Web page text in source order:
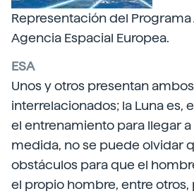
Representación del Programa
Agencia Espacial Europea.
ESA
Unos y otros presentan
interrelacionados; la Luna es,
el entrenamiento para llegar a
medida, no se puede olvidar
obstáculos para que el
el propio hombre, entre otros,